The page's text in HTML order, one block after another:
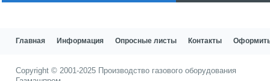
Главная Информация Опросные листы Контакты Оформить
Copyright © 2001-2025 Производство газового оборудования